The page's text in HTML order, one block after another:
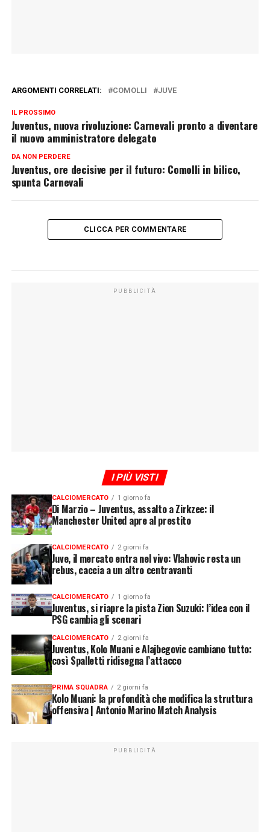
ARGOMENTI CORRELATI: COMOLLI JUVE
IL PROSSIMO
Juventus, nuova rivoluzione: Carnevali pronto a diventare
il nuovo amministratore delegato
DA NON PERDERE
Juventus, ore decisive per il futuro: Comolli in bilico,
spunta Carnevali
CLICCA PER COMMENTARE
PUBBLICITÀ
I PIÙ VISTI
CALCIOMERCATO 1 giorno fa
Di Marzio – Juventus, assalto a Zirkzee: il
Manchester United apre al prestito
CALCIOMERCATO 2 giorni fa
Juve, il mercato entra nel vivo: Vlahovic resta un
rebus, caccia a un altro centravanti
CALCIOMERCATO 1 giorno fa
Juventus, si riapre la pista Zion Suzuki: l’idea con il
PSG cambia gli scenari
CALCIOMERCATO 2 giorni fa
Juventus, Kolo Muani e Alajbegovic cambiano tutto:
così Spalletti ridisegna l’attacco
PRIMA SQUADRA 2 giorni fa
Kolo Muani: la profondità che modifica la struttura
offensiva | Antonio Marino Match Analysis
PUBBLICITÀ